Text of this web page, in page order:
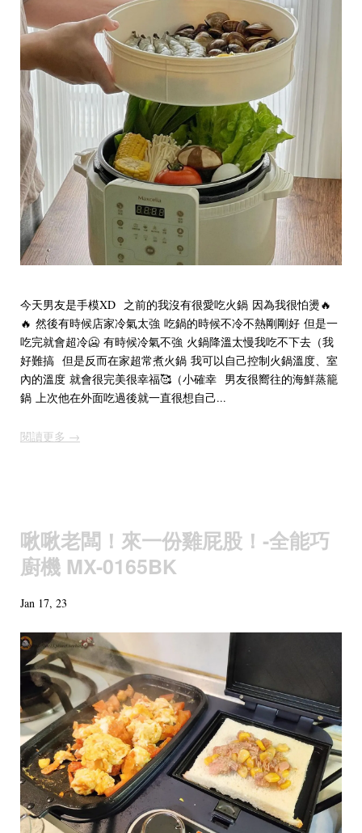
今天男友是手模XD 之前的我沒有很愛吃火鍋 因為我很怕燙🔥
🔥 然後有時候店家冷氣太強 吃鍋的時候不冷不熱剛剛好 但是一
吃完就會超冷🥶 有時候冷氣不強 火鍋降溫太慢我吃不下去（我
好難搞 但是反而在家超常煮火鍋 我可以自己控制火鍋溫度、室
內的溫度 就會很完美很幸福🥰（小確幸 男友很嚮往的海鮮蒸籠
鍋 上次他在外面吃過後就一直很想自己...
閱讀更多 →
啾啾老闆！來一份雞屁股！-全能巧
廚機 MX-0165BK
Jan 17, 23